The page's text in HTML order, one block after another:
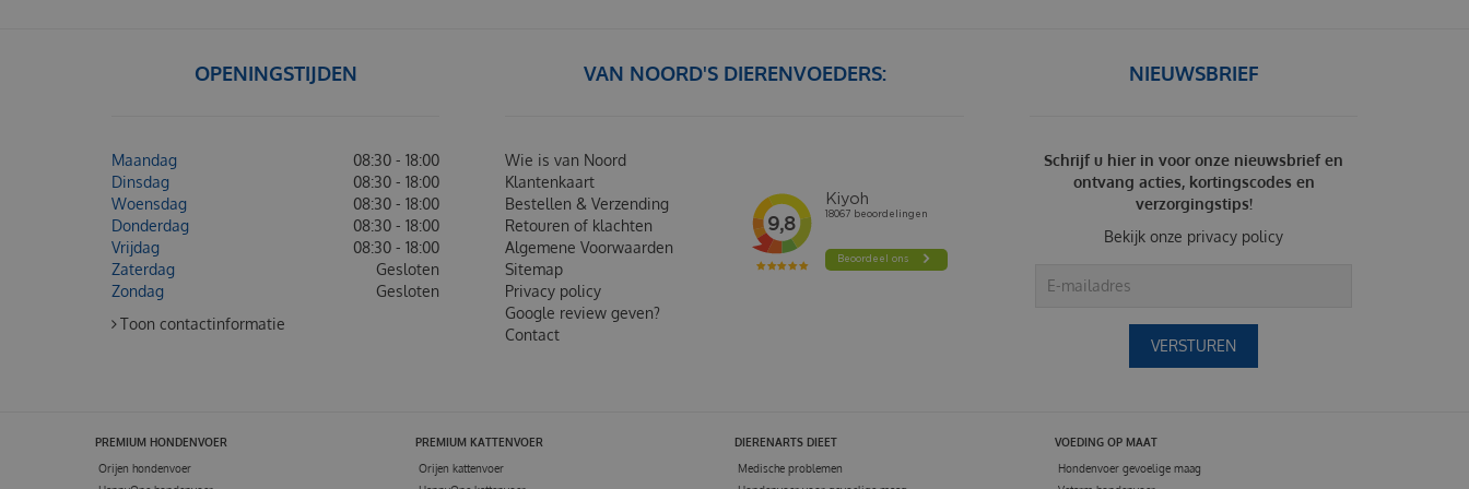
OPENINGSTIJDEN
Maandag
08:30 - 18:00
Dinsdag
08:30 - 18:00
Woensdag
08:30 - 18:00
Donderdag
08:30 - 18:00
Vrijdag
08:30 - 18:00
Zaterdag
Gesloten
Zondag
Gesloten
Toon contactinformatie
NIEUWSBRIEF
Schrijf u hier in voor onze nieuwsbrief en
ontvang acties, kortingscodes en
verzorgingstips!
Bekijk onze privacy policy
VAN NOORD'S DIERENVOEDERS:
Wie is van Noord
Klantenkaart
Bestellen & Verzending
Retouren of klachten
Algemene Voorwaarden
Sitemap
Privacy policy
Google review geven?
Contact
PREMIUM HONDENVOER
Orijen hondenvoer
PREMIUM KATTENVOER
Orijen kattenvoer
DIERENARTS DIEET
Medische problemen
VOEDING OP MAAT
Hondenvoer gevoelige maag